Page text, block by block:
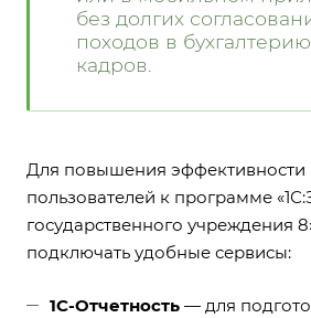
без долгих
походов в
кадров.
Для повышения эффективности
пользователей к программе
государственного учреждения
подключать удобные сервисы:
1С-Отчетность — для